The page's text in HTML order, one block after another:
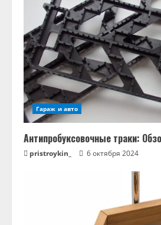
Гараж и авто
Антипробуксовочные траки:
pristroykin_ 6 октября 2024